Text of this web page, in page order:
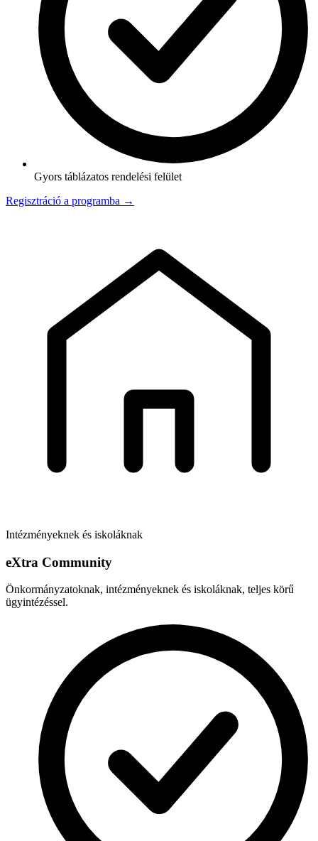
Gyors táblázatos rendelési felület
Regisztráció a programba →
Intézményeknek és iskoláknak
eXtra Community
Önkormányzatoknak, intézményeknek és iskoláknak, teljes körű
ügyintézéssel.